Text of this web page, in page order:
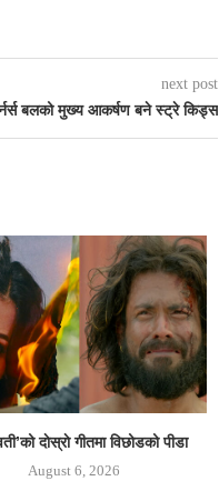
next post
बलको मुख्य आकर्षण बने स्ट्रे किड्स
दाेस्राे गीतमा विछोडको पीडा
August 6, 2026